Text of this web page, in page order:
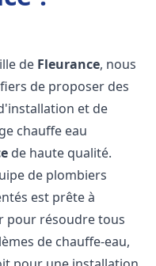
de Fleurance, nous
de proposer des
et de
chauffe eau
de haute qualité.
de plombiers
est prête à
pour résoudre tous
de chauffe-eau,